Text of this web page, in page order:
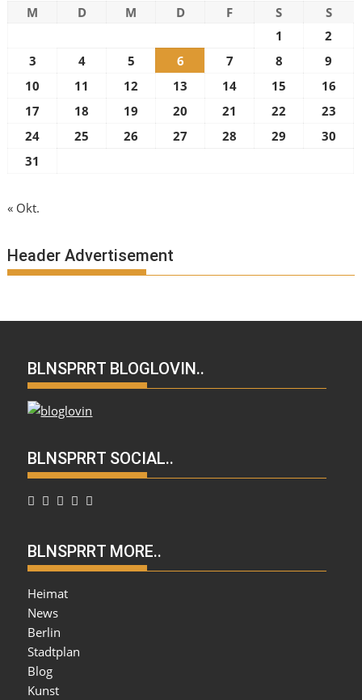
M D M D F S
S
1
2
3
4 5 6 7 8
9
10
11 12 13 14 15
16
17
18 19 20 21 22
23
24
25 26 27 28 29
30
31
« Okt.
Header Advertisement
BLNSPRRT BLOGLOVIN..
BLNSPRRT SOCIAL..
BLNSPRRT MORE..
Heimat
News
Berlin
Stadtplan
Blog
Kunst